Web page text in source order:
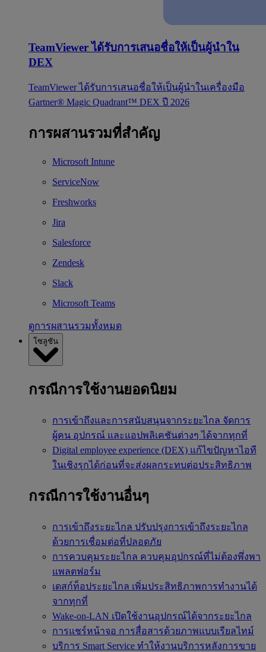
TeamViewer ได้รับการเสนอชื่อให้เป็นผู้นำใน
DEX
TeamViewer ได้รับการเสนอชื่อให้เป็นผู้นำในเครื่องมือ
Gartner® Magic Quadrant™ DEX ปี 2026
การผสานรวมที่สำคัญ
Microsoft Intune
ServiceNow
Freshworks
Jira
Salesforce
Zendesk
Slack
Microsoft Teams
ดูการผสานรวมทั้งหมด
โซลูชัน
กรณีการใช้งานยอดนิยม
การเข้าถึงและการสนับสนุนจากระยะไกล จัดการ
ผู้คน อุปกรณ์ และแอปพลิเคชันต่างๆ ได้จากทุกที่
Digital employee experience (DEX) แก้ไขปัญหาไอที
ในเชิงรุกได้ก่อนที่จะส่งผลกระทบต่อประสิทธิภาพ
กรณีการใช้งานอื่นๆ
การเข้าถึงระยะไกล ปรับปรุงการเข้าถึงระยะไกล
ด้วยการเชื่อมต่อที่ปลอดภัย
การควบคุมระยะไกล ควบคุมอุปกรณ์ที่ไม่ต้องพึ่งพา
แพลตฟอร์ม
เดสก์ท็อประยะไกล เพิ่มประสิทธิภาพการทำงานได้
จากทุกที่
Wake-on-LAN เปิดใช้งานอุปกรณ์ได้จากระยะไกล
การแชร์หน้าจอ การสื่อสารด้วยภาพแบบเรียลไทม์
บริการ Smart Service ทำให้งานบริการหลังการขาย